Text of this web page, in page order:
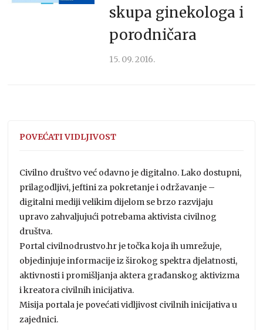
skupa ginekologa i
porodničara
15. 09. 2016.
POVEĆATI VIDLJIVOST
Civilno društvo već odavno je digitalno. Lako dostupni,
prilagodljivi, jeftini za pokretanje i održavanje –
digitalni mediji velikim dijelom se brzo razvijaju
upravo zahvaljujući potrebama aktivista civilnog
društva.
Portal civilnodrustvo.hr je točka koja ih umrežuje,
objedinjuje informacije iz širokog spektra djelatnosti,
aktivnosti i promišljanja aktera građanskog aktivizma
i kreatora civilnih inicijativa.
Misija portala je povećati vidljivost civilnih inicijativa u
zajednici.